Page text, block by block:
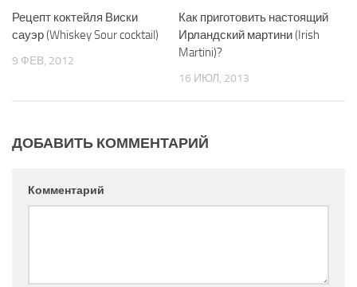
Рецепт коктейля Виски
сауэр (Whiskey Sour cocktail)
9 ФЕВ, 2012
Как приготовить настоящий
Ирландский мартини (Irish
Martini)?
16 ИЮЛ, 2013
ДОБАВИТЬ КОММЕНТАРИЙ
Комментарий